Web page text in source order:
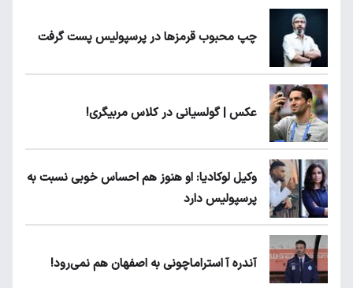
چپ محبوب قرمزها در پرسپولیس پست گرفت
عکس | گولسیانی در کلاس مربیگری!
وکیل لوکادیا: او هنوز هم احساس خوبی نسبت به
پرسپولیس دارد
آندره آ استراماچونی به اصفهان هم نمی‌رود!